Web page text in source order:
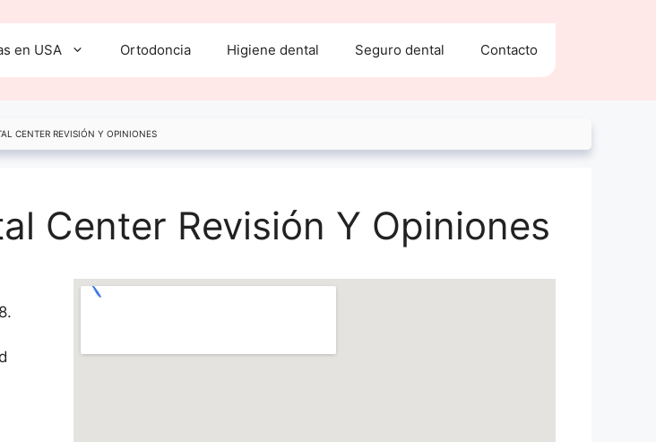
en USA Ortodoncia Higiene dental Seguro dental Contacto
CENTER REVISIÓN Y OPINIONES
Center Revisión Y Opiniones